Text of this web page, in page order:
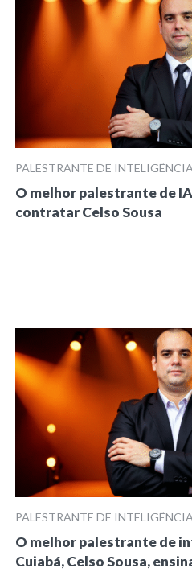
PALESTRANTE DE
O melhor palestrante de
contratar Celso Sousa
PALESTRANTE DE
O melhor palestrante de
Cuiabá, Celso Sousa,